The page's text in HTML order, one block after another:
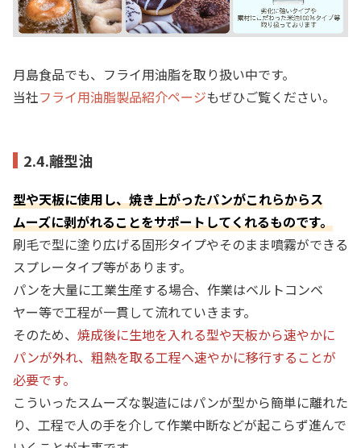
月島食品でも、フライ用油脂を取り扱い中です。
当社フライ用油脂製品紹介ページもぜひご覧ください。
2.4.離型油
型や天板に使用し、焼き上がったパンがこれらからス
ムーズに剥がれることをサポートしてくれるものです。
刷毛で型に塗り広げる固形タイプやそのまま噴霧ができる
スプレータイプ等があります。
パンを大量に工業生産する場合、作業はベルトコンベ
ヤー等で工程が一貫して流れていきます。
そのため、 焼成後に生地を入れる型や天板から速やかに
パンが外れ、粗熱を取る工程へ速やかに移行することが
必要です。
こういったスムーズな製造にはパンが型から簡単に離れた
り、工程で人の手を介して作業中断などが起こらず進んで